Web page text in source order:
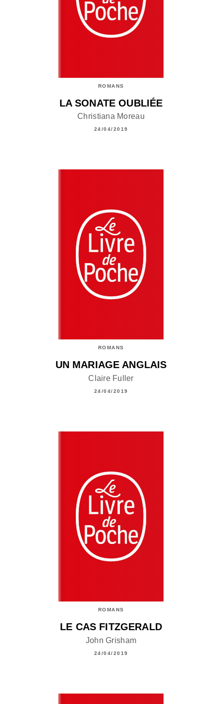
ROMANS
LA SONATE OUBLIÉE
Christiana Moreau
24/04/2019
ROMANS
UN MARIAGE ANGLAIS
Claire Fuller
24/04/2019
ROMANS
LE CAS FITZGERALD
John Grisham
24/04/2019